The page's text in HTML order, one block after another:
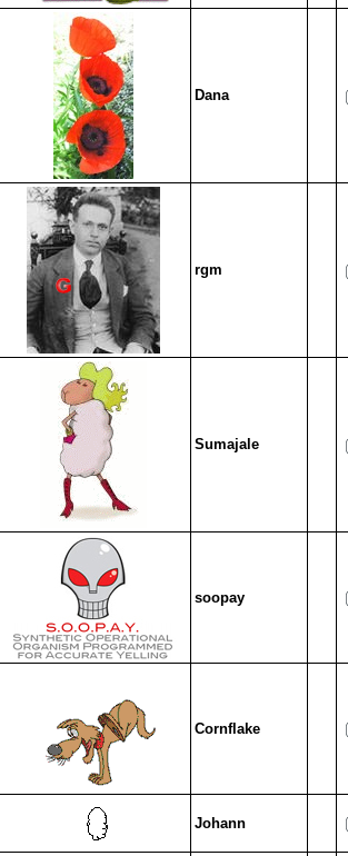
Dana
rgm
Sumajale
soopay
Cornflake
Johann